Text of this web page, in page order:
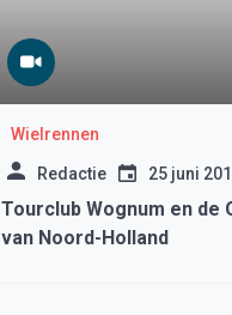
Wielrennen
Redactie 25 juni
Tourclub Wognum en de
van Noord-Holland